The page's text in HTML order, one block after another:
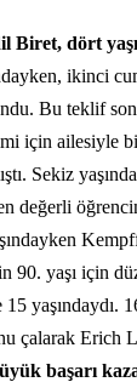
Biret, dört
ikinci
Bu teklif
için ailesiyle
Sekiz
değerli
90. yaşı için
yaşındaydı.
çalarak
başarı